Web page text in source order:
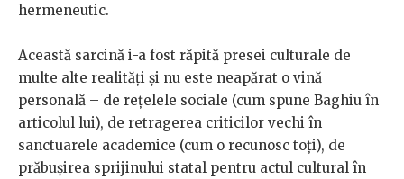
hermeneutic.
Această sarcină i-a fost răpită presei culturale de
multe alte realități și nu este neapărat o vină
personală – de rețelele sociale (cum spune Baghiu în
articolul lui), de retragerea criticilor vechi în
sanctuarele academice (cum o recunosc toți), de
prăbușirea sprijinului statal pentru actul cultural în